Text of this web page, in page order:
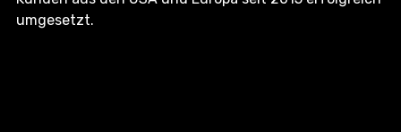
umgesetzt.